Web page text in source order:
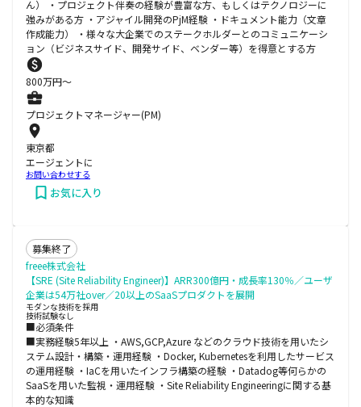
ん） ・プロジェクト伴奏の経験が豊富な方、もしくはテクノロジーに
強みがある方 ・アジャイル開発のPjM経験 ・ドキュメント能力（文章
作成能力） ・様々な大企業でのステークホルダーとのコミュニケーシ
ョン（ビジネスサイド、開発サイド、ベンダー等）を得意とする方
800万円〜
プロジェクトマネージャー(PM)
東京都
エージェントに
お問い合わせする
お気に入り
募集終了
freee株式会社
【SRE (Site Reliability Engineer)】ARR300億円・成長率130％／ユーザ
企業は54万社over／20以上のSaaSプロダクトを展開
モダンな技術を採用
技術試験なし
■必須条件
■実務経験5年以上 ・AWS,GCP,Azure などのクラウド技術を用いたシ
ステム設計・構築・運用経験 ・Docker, Kubernetesを利用したサービス
の運用経験 ・IaCを用いたインフラ構築の経験 ・Datadog等何らかの
SaaSを用いた監視・運用経験 ・Site Reliability Engineeringに関する基
本的な知識